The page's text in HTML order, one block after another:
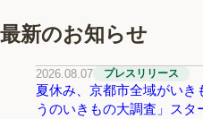
最新のお知らせ
2026.08.07 プレスリリース
夏休み、京都市全域がいき
うのいきもの大調査」スタ